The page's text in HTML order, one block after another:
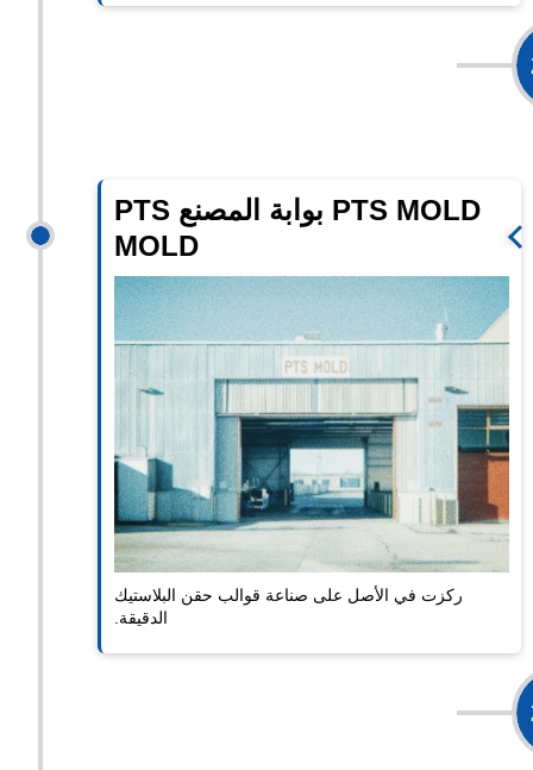
PTS MOLD بوابة المصنع PTS
MOLD
ركزت في الأصل على صناعة قوالب حقن البلاستيك
الدقيقة.